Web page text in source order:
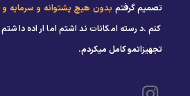
تصمیم گرفتم بدون هیچ پشتوانه و سرمایه و
کنم .درسته امکانات نداشتم اما اراده
تجهیزاتمو کامل میکردم.